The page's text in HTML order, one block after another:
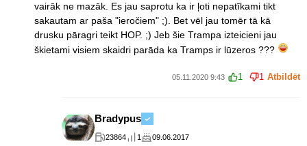
vairāk ne mazāk. Es jau saprotu ka ir ļoti nepatīkami tikt
sakautam ar paša "ieročiem" ;). Bet vēl jau tomēr tā kā
drusku pāragri teikt HOP. ;) Jeb šie Trampa izteicieni jau
škietami visiem skaidri parāda ka Tramps ir lūzeros ???
05.11.2020 9:43 1 1 Atbildēt
Bradypus
23864 1 09.06.2017